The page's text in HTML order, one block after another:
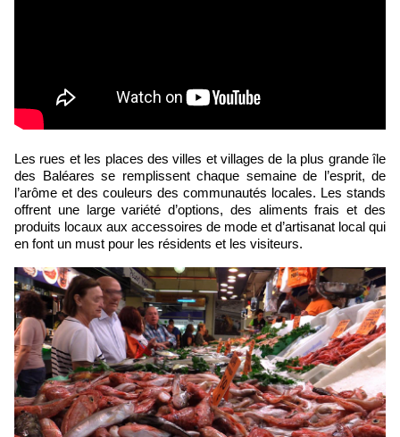
Les rues et les places des villes et villages de la plus grande île
des Baléares se remplissent chaque semaine de l’esprit, de
l’arôme et des couleurs des communautés locales. Les stands
offrent une large variété d’options, des aliments frais et des
produits locaux aux accessoires de mode et d’artisanat local qui
en font un must pour les résidents et les visiteurs.